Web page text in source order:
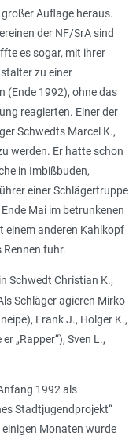
Auflage heraus.
der NF/SrA sind
es sogar, mit ihrer
zu einer
(Ende 1992), ohne das
reagierten. Einer der
Schwedts Marcel K.,
werden. Er hatte schon
in Imbißbuden,
einer Schlägertruppe
Mai im betrunkenen
einem anderen Kahlkopf
Rennen fuhr.
Schwedt Christian K.,
Schläger agieren Mirko
Frank J., Holger K.,
„Rapper“), Sven L.,
1992 als
Stadtjugendprojekt“
Monaten wurde